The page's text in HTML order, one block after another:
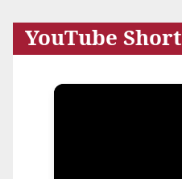
YouTube Short